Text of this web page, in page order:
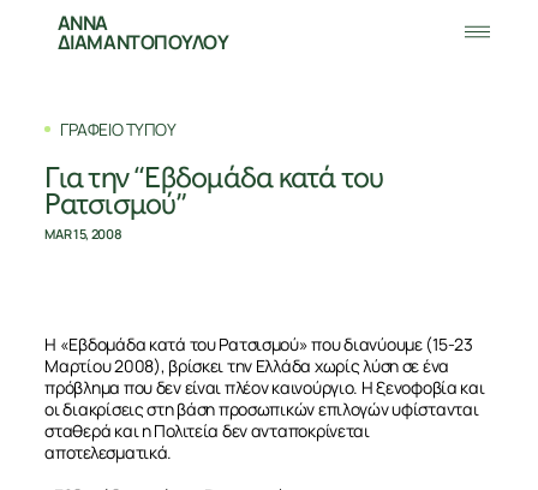
ΑΝΝΑ
ΔΙΑΜΑΝΤΟΠΟΥΛΟΥ
ΓΡΑΦΕΙΟ ΤΥΠΟΥ
Για την “Εβδομάδα κατά του
Ρατσισμού”
MAR 15, 2008
Η «Εβδομάδα κατά του Ρατσισμού» που διανύουμε (15-23
Μαρτίου 2008), βρίσκει την Ελλάδα χωρίς λύση σε ένα
πρόβλημα που δεν είναι πλέον καινούργιο. Η ξενοφοβία και
οι διακρίσεις στη βάση προσωπικών επιλογών υφίστανται
σταθερά και η Πολιτεία δεν ανταποκρίνεται
αποτελεσματικά.